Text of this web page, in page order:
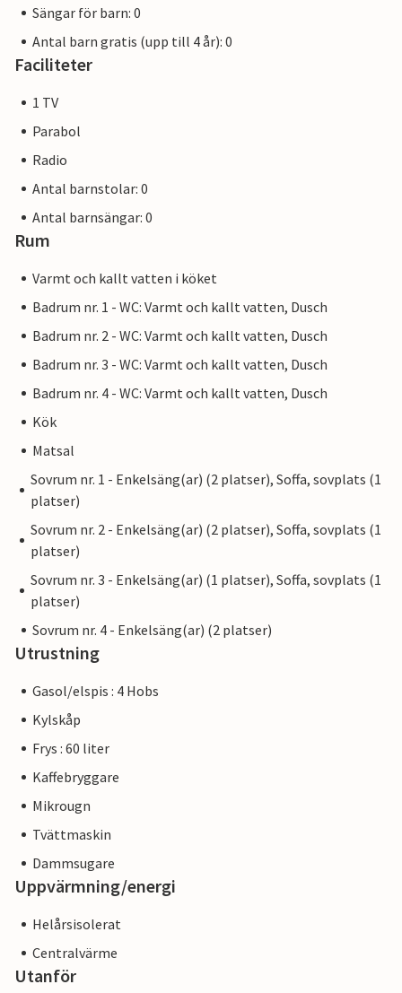
Sängar för barn: 0
Antal barn gratis (upp till 4 år): 0
Faciliteter
1 TV
Parabol
Radio
Antal barnstolar: 0
Antal barnsängar: 0
Rum
Varmt och kallt vatten i köket
Badrum nr. 1 - WC: Varmt och kallt vatten, Dusch
Badrum nr. 2 - WC: Varmt och kallt vatten, Dusch
Badrum nr. 3 - WC: Varmt och kallt vatten, Dusch
Badrum nr. 4 - WC: Varmt och kallt vatten, Dusch
Kök
Matsal
Sovrum nr. 1 - Enkelsäng(ar) (2 platser), Soffa, sovplats (1
platser)
Sovrum nr. 2 - Enkelsäng(ar) (2 platser), Soffa, sovplats (1
platser)
Sovrum nr. 3 - Enkelsäng(ar) (1 platser), Soffa, sovplats (1
platser)
Sovrum nr. 4 - Enkelsäng(ar) (2 platser)
Utrustning
Gasol/elspis : 4 Hobs
Kylskåp
Frys : 60 liter
Kaffebryggare
Mikrougn
Tvättmaskin
Dammsugare
Uppvärmning/energi
Helårsisolerat
Centralvärme
Utanför